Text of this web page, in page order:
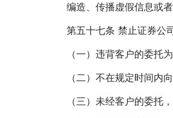
编造、传播虚假信息或者
第五十七条 禁止证券公司
（一）违背客户的委托为
（二）不在规定时间内向
（三）未经客户的委托，